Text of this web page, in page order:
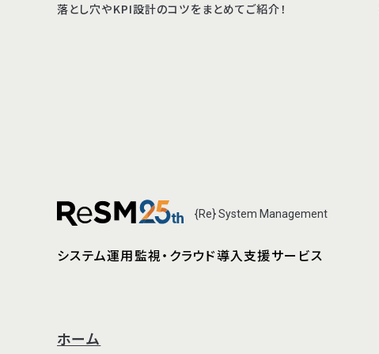
落とし穴やKPI設計のコツをまとめてご紹介！
{Re} System Management
システム運用監視・クラウド導入支援サービス
ホーム